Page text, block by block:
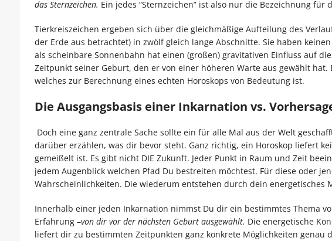
das Sternzeichen. Ein jedes “Sternzeichen” ist also nur die Bezeichnung
Tierkreiszeichen ergeben sich über die gleichmäßige Aufteilung des
der Erde aus betrachtet) in zwölf gleich lange Abschnitte. Sie haben
als scheinbare Sonnenbahn hat einen (großen) gravitativen Einfluss auf
Zeitpunkt seiner Geburt, den er von einer höheren Warte aus gewählt
welches zur Berechnung eines echten Horoskops von Bedeutung ist.
Die Ausgangsbasis einer Inkarnation vs.
Doch eine ganz zentrale Sache sollte ein für alle Mal aus der Welt
darüber erzählen, was dir bevor steht. Ganz richtig, ein Horoskop liefert
gemeißelt ist. Es gibt nicht DIE Zukunft. Jeder Punkt in Raum und Zeit
jedem Augenblick welchen Pfad Du bestreiten möchtest. Für diese oder
Wahrscheinlichkeiten. Die wiederum entstehen durch dein energetisches
Innerhalb einer jeden Inkarnation nimmst Du dir ein bestimmtes Thema
Erfahrung –von dir vor der nächsten Geburt ausgewählt. Die energetische
liefert dir zu bestimmten Zeitpunkten ganz konkrete Möglichkeiten genau